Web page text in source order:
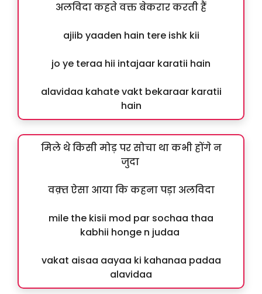
अलविदा कहते वक्त बेकरार करती हैं
ajiib yaaden hain tere ishk kii
jo ye teraa hii intajaar karatii hain
alavidaa kahate vakt bekaraar karatii
hain
मिले थे किसी मोड़ पर सोचा था कभी होंगे न
जुदा
वक़्त ऐसा आया कि कहना पड़ा अलविदा
mile the kisii mod par sochaa thaa
kabhii honge n judaa
vakat aisaa aayaa ki kahanaa padaa
alavidaa